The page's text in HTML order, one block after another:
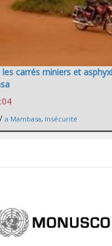
carrés miniers et
/ a Mambasa, Insécurité